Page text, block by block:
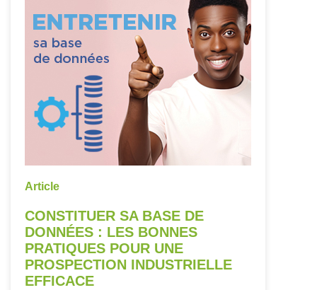
Article
CONSTITUER SA BASE DE
DONNÉES : LES BONNES
PRATIQUES POUR UNE
PROSPECTION INDUSTRIELLE
EFFICACE